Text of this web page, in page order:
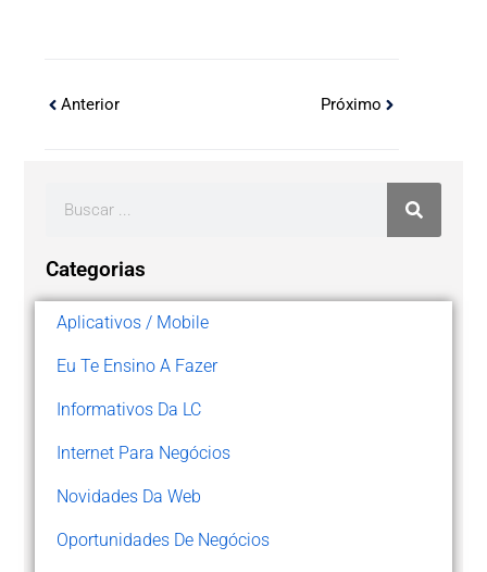
Anterior Próximo
Categorias
Aplicativos / Mobile
Eu Te Ensino A Fazer
Informativos Da LC
Internet Para Negócios
Novidades Da Web
Oportunidades De Negócios